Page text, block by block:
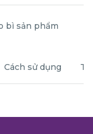
bì sản phẩm
Cách sử dụng